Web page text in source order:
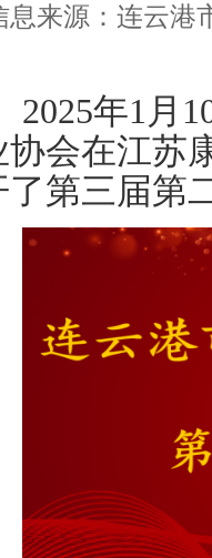
息来源：连云
2025年1月
协会在江苏
了第三届第